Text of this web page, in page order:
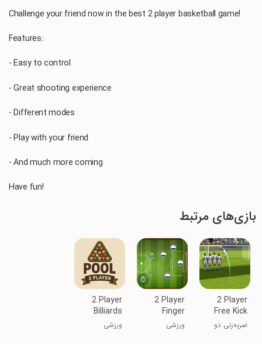
Challenge your friend now in the best 2 player basketball game!
Features:
- Easy to control
- Great shooting experience
- Different modes
- Play with your friend
- And much more coming
Have fun!
بازی‌های مرتبط
2 Player
Free Kick
ضربه‌زنی دو
2 Player
Finger
Soccer
ورزشی
2 Player
Billiards
Offline
ورزشی